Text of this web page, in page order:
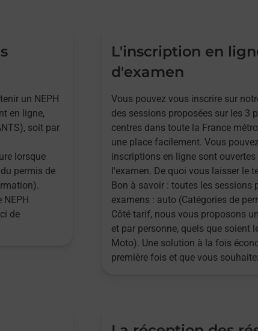
un NEPH
en ligne,
soit par
lorsque
permis de
NEPH
de
L'inscription en
d'examen
Vous pouvez vous inscrire sur
des sessions proposées sur les 3
centres dans toute la France
une place facilement. Vous
inscriptions en ligne sont
l'examen. De quoi vous laisser le
Bon à savoir : toutes les sessions
examens : auto (Catégories de
Côté tarif, nous vous proposons
et par personne, quels que soient
Moto). Une solution à la fois
première fois et que vous